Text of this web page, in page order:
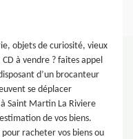
objets de curiosité, vieux
à vendre ? faites appel
d’un brocanteur
se déplacer
Saint Martin La Riviere
de vos biens.
racheter vos biens ou